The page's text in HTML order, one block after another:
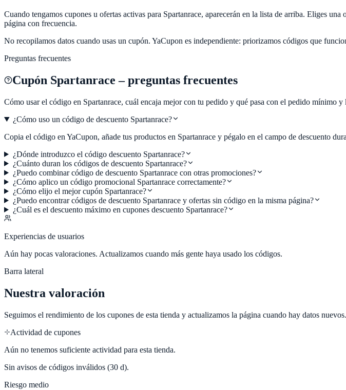
Cuando tengamos cupones u ofertas activas para Spartanrace, aparecerán en la lista de arriba. Eliges
página con frecuencia.
No recopilamos datos cuando usas un cupón. YaCupon es independiente: priorizamos códigos que
Preguntas frecuentes
Cupón Spartanrace – preguntas frecuentes
Cómo usar el código en Spartanrace, cuál encaja mejor con tu pedido y qué pasa con el pedido mínimo y
¿Cómo uso un código de descuento Spartanrace?
Copia el código en YaCupon, añade tus productos en Spartanrace y pégalo en el campo de descuento
¿Dónde introduzco el código descuento Spartanrace?
¿Cuánto duran los códigos de descuento Spartanrace?
¿Puedo combinar código de descuento Spartanrace con otras promociones?
¿Cómo aplico un código promocional Spartanrace correctamente?
¿Cómo elijo el mejor cupón Spartanrace?
¿Puedo encontrar códigos de descuento Spartanrace y ofertas sin código en la misma página?
¿Cuál es el descuento máximo en cupones descuento Spartanrace?
Experiencias de usuarios
Aún hay pocas valoraciones. Actualizamos cuando más gente haya usado los códigos.
Barra lateral
Nuestra valoración
Seguimos el rendimiento de los cupones de esta tienda y actualizamos la página cuando hay datos nuevos.
Actividad de cupones
Aún no tenemos suficiente actividad para esta tienda.
Sin avisos de códigos inválidos (30 d).
Riesgo medio